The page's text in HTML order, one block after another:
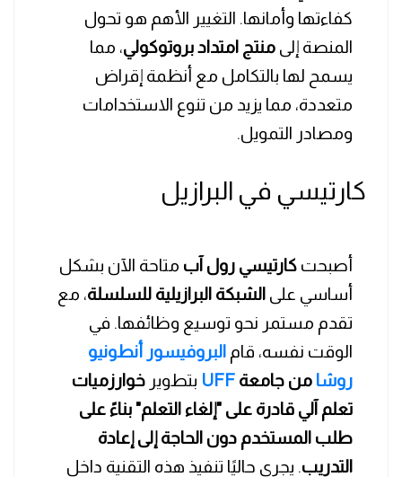
كفاءتها وأمانها. التغيير الأهم هو تحول
المنصة إلى منتج امتداد بروتوكولي، مما
يسمح لها بالتكامل مع أنظمة إقراض
متعددة، مما يزيد من تنوع الاستخدامات
ومصادر التمويل.
كارتيسي في البرازيل
أصبحت كارتيسي رول آب متاحة الآن بشكل
أساسي على الشبكة البرازيلية للسلسلة، مع
تقدم مستمر نحو توسيع وظائفها. في
الوقت نفسه، قام البروفيسور أنطونيو
روشا من جامعة UFF بتطوير خوارزميات
تعلم آلي قادرة على "إلغاء التعلم" بناءً على
طلب المستخدم دون الحاجة إلى إعادة
التدريب. يجري حاليًا تنفيذ هذه التقنية داخل